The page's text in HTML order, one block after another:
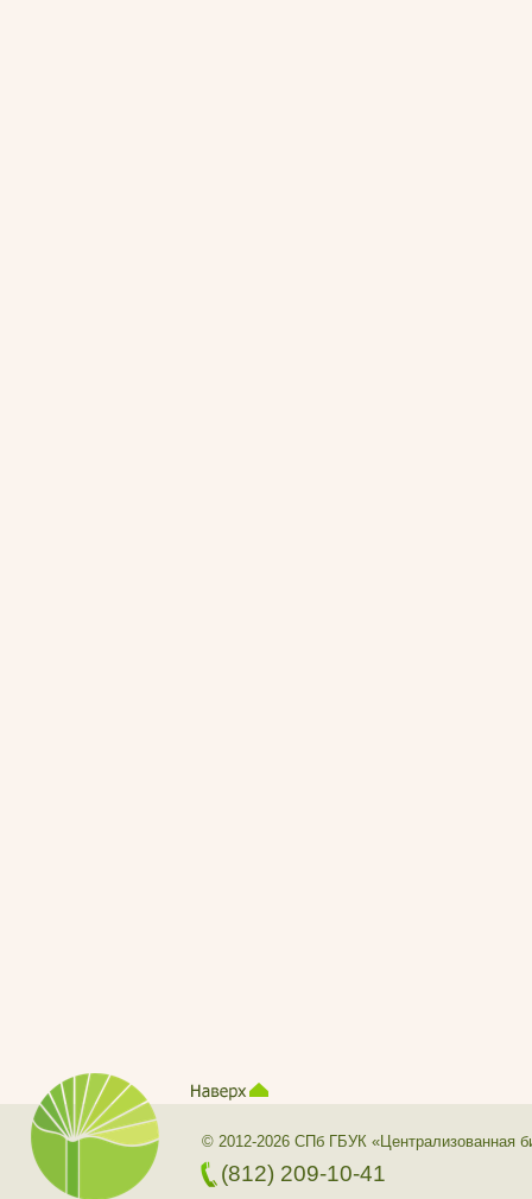
© 2012-2026 СПб ГБУК «Централизованная
(812) 209-10-41